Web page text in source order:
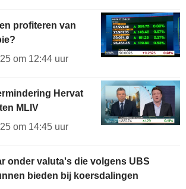
profiteren van
om 12:44 uur
Hervat
MLIV
om 14:45 uur
onder valuta's die volgens UBS
bieden bij koersdalingen